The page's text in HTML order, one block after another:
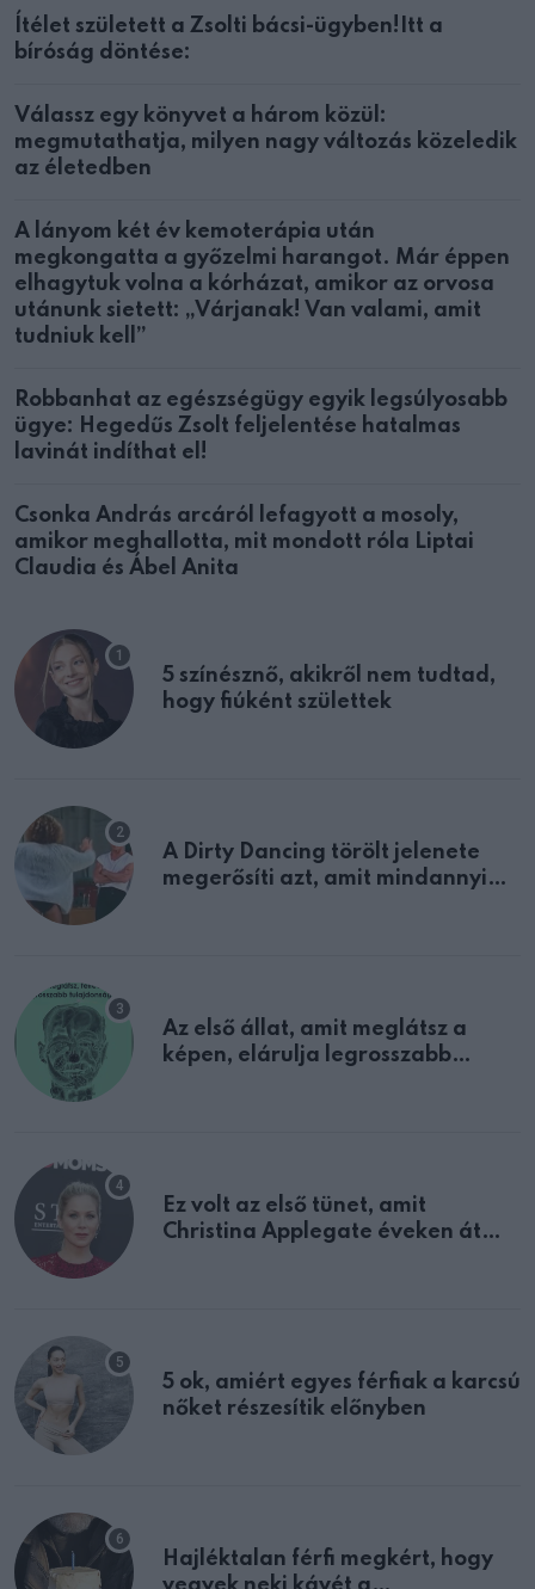
Ítélet született a Zsolti bácsi-ügyben!Itt a
bíróság döntése:
Válassz egy könyvet a három közül:
megmutathatja, milyen nagy változás közeledik
az életedben
A lányom két év kemoterápia után
megkongatta a győzelmi harangot. Már éppen
elhagytuk volna a kórházat, amikor az orvosa
utánunk sietett: „Várjanak! Van valami, amit
tudniuk kell”
Robbanhat az egészségügy egyik legsúlyosabb
ügye: Hegedűs Zsolt feljelentése hatalmas
lavinát indíthat el!
Csonka András arcáról lefagyott a mosoly,
amikor meghallotta, mit mondott róla Liptai
Claudia és Ábel Anita
5 színésznő, akikről nem tudtad,
hogy fiúként születtek
A Dirty Dancing törölt jelenete
megerősíti azt, amit mindannyian
Az első állat, amit meglátsz a
képen, elárulja legrosszabb
Ez volt az első tünet, amit
Christina Applegate éveken át
5 ok, amiért egyes férfiak a karcsú
nőket részesítik előnyben
Hajléktalan férfi megkért, hogy